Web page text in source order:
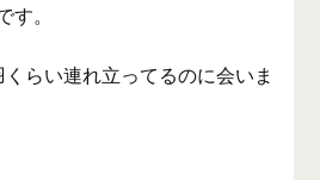
。
らい連れ立ってるのに会いま